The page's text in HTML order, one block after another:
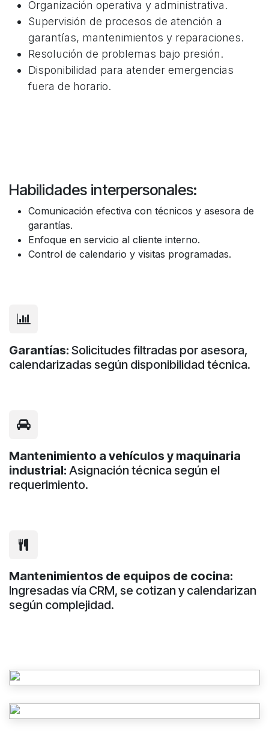
Organización operativa y administrativa.
Supervisión de procesos de atención a
garantías, mantenimientos y reparaciones.
Resolución de problemas bajo presión.
Disponibilidad para atender emergencias
fuera de horario.
Habilidades interpersonales:
Comunicación efectiva con técnicos y asesora de
garantías.
Enfoque en servicio al cliente interno.
Control de calendario y visitas programadas.
Garantías: Solicitudes filtradas por asesora,
calendarizadas según disponibilidad técnica.
Mantenimiento a vehículos y maquinaria
industrial: Asignación técnica según el
requerimiento.
Mantenimientos de equipos de cocina:
Ingresadas vía CRM, se cotizan y calendarizan
según complejidad.